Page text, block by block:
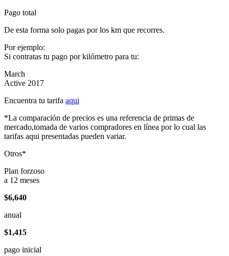
Pago total
De esta forma solo pagas por los km que recorres.
Por ejemplo:
Si contratas tu pago por kilómetro para tu:
March
Active 2017
Encuentra tu tarifa aqui
*La comparación de precios es una referencia de primas de
mercado,tomada de varios compradores en línea por lo cual las
tarifas aqui presentadas pueden variar.
Otros*
Plan forzoso
a 12 meses
$6,640
anual
$1,415
pago inicial